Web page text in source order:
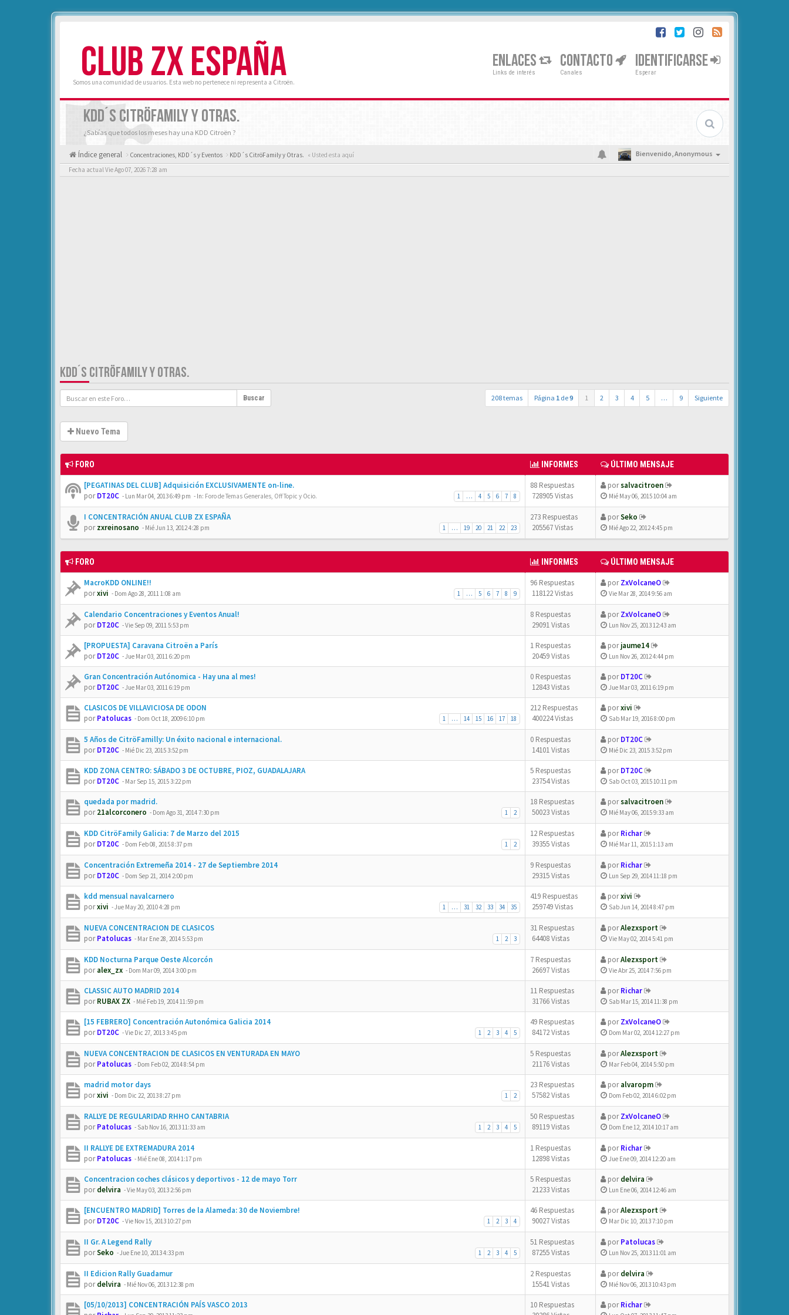
CLUB ZX ESPAÑA
Somos una comunidad de usuarios. Esta web no pertenece ni representa a Citroën.
ENLACES
Links de interés
CONTACTO
Canales
IDENTIFICARSE
Esperar
KDD´S CITRÖFAMILY Y OTRAS.
¿Sabías que todos los meses hay una KDD Citroën ?
Índice general Concentraciones, KDD´s y Eventos KDD´s CitröFamily y Otras. « Usted esta aquí Bienvenido,Anonymous
Fecha actual Vie Ago 07, 2026 7:28 am
KDD´S CITRÖFAMILY Y OTRAS.
Buscar 208 temas Página 1 de9 1 2 3 4 5 … 9 Siguiente
Nuevo Tema
FORO INFORMES ÚLTIMO MENSAJE
[PEGATINAS DEL CLUB] Adquisición EXCLUSIVAMENTE on-line.
1 … 4 5 6 7 8
porDT20C - Lun Mar 04, 2013 6:49 pm - In: Foro de Temas Generales, Off Topic y Ocio.
88 Respuestas
728905 Vistas
porsalvacitroen
Mié May 06, 2015 10:04 am
I CONCENTRACIÓN ANUAL CLUB ZX ESPAÑA
1 … 19 20 21 22 23
porzxreinosano - Mié Jun 13, 2012 4:28 pm
273 Respuestas
205567 Vistas
porSeko
Mié Ago 22, 2012 4:45 pm
FORO INFORMES ÚLTIMO MENSAJE
MacroKDD ONLINE!!
1 … 5 6 7 8 9
porxivi - Dom Ago 28, 2011 1:08 am
96 Respuestas
118122 Vistas
porZxVolcaneO
Vie Mar 28, 2014 9:56 am
Calendario Concentraciones y Eventos Anual!
porDT20C -Vie Sep 09, 2011 5:53 pm
8 Respuestas
29091 Vistas
porZxVolcaneO
Lun Nov 25, 2013 12:43 am
[PROPUESTA] Caravana Citroën a París
porDT20C -Jue Mar 03, 2011 6:20 pm
1 Respuestas
20459 Vistas
porjaume14
Lun Nov 26, 2012 4:44 pm
Gran Concentración Autónomica - Hay una al mes!
porDT20C -Jue Mar 03, 2011 6:19 pm
0 Respuestas
12843 Vistas
porDT20C
Jue Mar 03, 2011 6:19 pm
CLASICOS DE VILLAVICIOSA DE ODON
1 … 14 15 16 17 18
porPatolucas - Dom Oct 18, 2009 6:10 pm
212 Respuestas
400224 Vistas
porxivi
Sab Mar 19, 2016 8:00 pm
5 Años de CitröFamilly: Un éxito nacional e internacional.
porDT20C - Mié Dic 23, 2015 3:52 pm
0 Respuestas
14101 Vistas
porDT20C
Mié Dic 23, 2015 3:52 pm
KDD ZONA CENTRO: SÁBADO 3 DE OCTUBRE, PIOZ, GUADALAJARA
porDT20C - Mar Sep 15, 2015 3:22 pm
5 Respuestas
23754 Vistas
porDT20C
Sab Oct 03, 2015 10:11 pm
quedada por madrid.
1 2
por21alcorconero - Dom Ago 31, 2014 7:30 pm
18 Respuestas
50023 Vistas
porsalvacitroen
Mié May 06, 2015 9:33 am
KDD CitröFamily Galicia: 7 de Marzo del 2015
1 2
porDT20C - Dom Feb 08, 2015 8:37 pm
12 Respuestas
39355 Vistas
porRichar
Mié Mar 11, 2015 1:13 am
Concentración Extremeña 2014 - 27 de Septiembre 2014
porDT20C - Dom Sep 21, 2014 2:00 pm
9 Respuestas
29315 Vistas
porRichar
Lun Sep 29, 2014 11:18 pm
kdd mensual navalcarnero
1 … 31 32 33 34 35
porxivi -Jue May 20, 2010 4:28 pm
419 Respuestas
259749 Vistas
porxivi
Sab Jun 14, 2014 8:47 pm
NUEVA CONCENTRACION DE CLASICOS
1 2 3
porPatolucas - Mar Ene 28, 2014 5:53 pm
31 Respuestas
64408 Vistas
porAlezxsport
Vie May 02, 2014 5:41 pm
KDD Nocturna Parque Oeste Alcorcón
poralex_zx - Dom Mar 09, 2014 3:00 pm
7 Respuestas
26697 Vistas
porAlezxsport
Vie Abr 25, 2014 7:56 pm
CLASSIC AUTO MADRID 2014
porRUBAX ZX - Mié Feb 19, 2014 11:59 pm
11 Respuestas
31766 Vistas
porRichar
Sab Mar 15, 2014 11:38 pm
[15 FEBRERO] Concentración Autonómica Galicia 2014
1 2 3 4 5
porDT20C -Vie Dic 27, 2013 3:45 pm
49 Respuestas
84172 Vistas
porZxVolcaneO
Dom Mar 02, 2014 12:27 pm
NUEVA CONCENTRACION DE CLASICOS EN VENTURADA EN MAYO
porPatolucas - Dom Feb 02, 2014 8:54 pm
5 Respuestas
21176 Vistas
porAlezxsport
Mar Feb 04, 2014 5:50 pm
madrid motor days
1 2
porxivi - Dom Dic 22, 2013 8:27 pm
23 Respuestas
57582 Vistas
poralvaropm
Dom Feb 02, 2014 6:02 pm
RALLYE DE REGULARIDAD RHHO CANTABRIA
1 2 3 4 5
porPatolucas - Sab Nov 16, 2013 11:33 am
50 Respuestas
89119 Vistas
porZxVolcaneO
Dom Ene 12, 2014 10:17 am
II RALLYE DE EXTREMADURA 2014
porPatolucas - Mié Ene 08, 2014 1:17 pm
1 Respuestas
12898 Vistas
porRichar
Jue Ene 09, 2014 12:20 am
Concentracion coches clásicos y deportivos - 12 de mayo Torr
pordelvira -Vie May 03, 2013 2:56 pm
5 Respuestas
21233 Vistas
pordelvira
Lun Ene 06, 2014 12:46 am
[ENCUENTRO MADRID] Torres de la Alameda: 30 de Noviembre!
1 2 3 4
porDT20C -Vie Nov 15, 2013 10:27 pm
46 Respuestas
90027 Vistas
porAlezxsport
Mar Dic 10, 2013 7:10 pm
II Gr. A Legend Rally
1 2 3 4 5
porSeko -Jue Ene 10, 2013 4:33 pm
51 Respuestas
87255 Vistas
porPatolucas
Lun Nov 25, 2013 11:01 am
II Edicion Rally Guadamur
pordelvira - Mié Nov 06, 2013 12:38 pm
2 Respuestas
15541 Vistas
pordelvira
Mié Nov 06, 2013 10:43 pm
[05/10/2013] CONCENTRACIÓN PAÍS VASCO 2013
10 Respuestas
porRichar